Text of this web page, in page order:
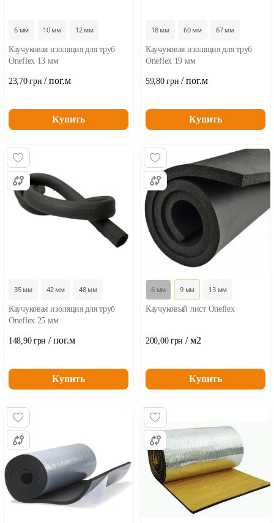
6 мм 10 мм 12 мм
Каучуковая изоляция для труб
Oneflex 13 мм
23,70 грн / пог.м
Купить
18 мм 60 мм 67 мм
Каучуковая изоляция для труб
Oneflex 19 мм
59,80 грн / пог.м
Купить
35 мм 42 мм 48 мм
...
Каучуковая изоляция для труб
Oneflex 25 мм
148,90 грн / пог.м
Купить
6 мм 9 мм 13 мм
...
Каучуковый лист Oneflex
200,00 грн / м2
Купить
... ...